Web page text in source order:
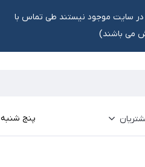
‌‌(‌‌ محصولاتی که در سایت موجود نیستند طی تماس با
پنج شنبه 15 مرداد 1405